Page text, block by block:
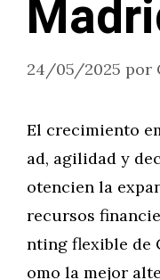
24/05/2025 por
El crecimiento
ad, agilidad y
otencien la
recursos
nting flexible de
omo la mejor